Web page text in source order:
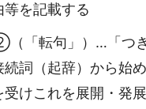
等を記載する
「転句」）…「つき
続詞（起辞）から始
受けこれを展開・発